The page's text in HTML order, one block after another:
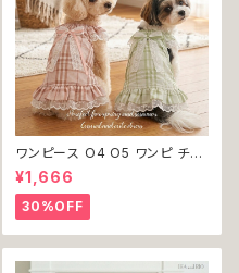
ワンピース O4 O5 ワンピ チェ
ック プリーツ レース 女の子 犬
犬服 小型 猫 服 洋服 ペット do
g ドッグウェア おしゃれ かわい
い 返品交換不可
¥1,666
30%OFF